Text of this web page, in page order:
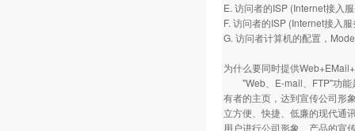
E. 访问者的ISP (Internet接入
F. 访问者的ISP (Internet接入
G. 访问者计算机的配置，
为什么要同时提供
"Web、E-mail、FTP"功能
有者的主页，达到宣传公司形
立方便、快捷、低廉的现代通
用户进行公司形象、产品的宣